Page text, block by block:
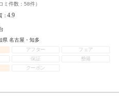
ミ件数： 58件）
：4.9
県 名古屋・知多
アフター
フェア
保証
整備
クーポン